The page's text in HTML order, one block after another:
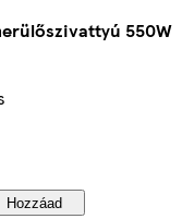
550W
Hozzáad